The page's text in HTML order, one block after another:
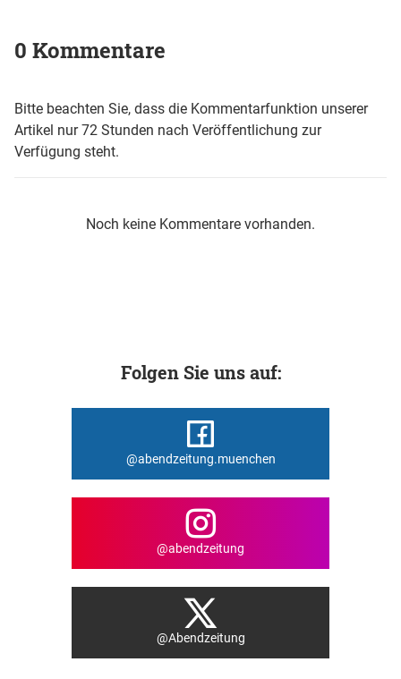
0 Kommentare
Bitte beachten Sie, dass die Kommentarfunktion unserer
Artikel nur 72 Stunden nach Veröffentlichung zur
Verfügung steht.
Noch keine Kommentare vorhanden.
Folgen Sie uns auf:
@abendzeitung.muenchen
@abendzeitung
@Abendzeitung